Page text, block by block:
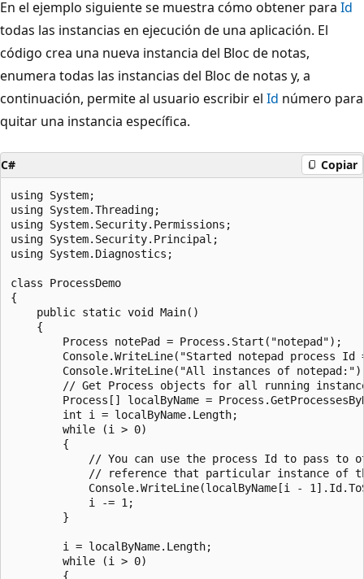
En el ejemplo siguiente se muestra cómo obtener para Id
todas las instancias en ejecución de una aplicación. El
código crea una nueva instancia del Bloc de notas,
enumera todas las instancias del Bloc de notas y, a
continuación, permite al usuario escribir el Id número para
quitar una instancia específica.
C# Copiar
using System;
using System.Threading;
using System.Security.Permissions;
using System.Security.Principal;
using System.Diagnostics;
class ProcessDemo
{
    public static void Main()
    {
        Process notePad = Process.Start("notepad");
Console.WriteLine("Started notepad process Id
Console.WriteLine("All instances of
// Get Process objects for all running
Process[] localByName =
        int i = localByName.Length;
        while (i > 0)
        {
// You can use the process Id to pass to
// reference that particular instance of
Console.WriteLine(localByName[i -
            i -= 1;
        }
        i = localByName.Length;
        while (i > 0)
        {